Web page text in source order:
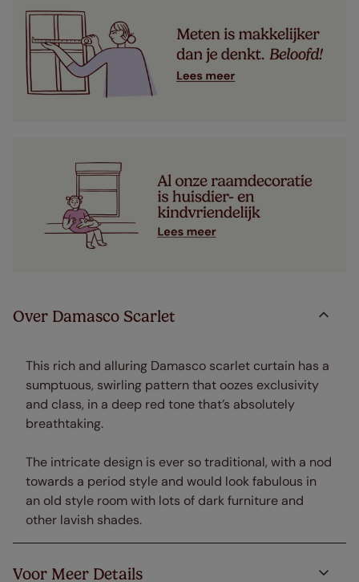
Over Damasco Scarlet
This rich and alluring Damasco scarlet curtain has a
sumptuous, swirling pattern that oozes exclusivity
and class, in a deep red tone that’s absolutely
breathtaking.
The intricate design is ever so traditional, with a nod
towards a period style and would look fabulous in
an old style room with lots of dark furniture and
other lavish shades.
Voor Meer Details